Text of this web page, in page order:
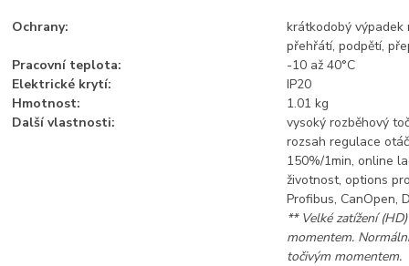
Ochrany:
krátkodobý výpadek
přehřátí, podpětí,
Pracovní teplota:
-10 až 40°C
Elektrické krytí:
IP20
Hmotnost:
1.01 kg
Další vlastnosti:
vysoký rozběhový
rozsah regulace
150%/1min, online
životnost, options
Profibus, CanOpen,
** Velké zatížení
momentem.
točivým momentem.